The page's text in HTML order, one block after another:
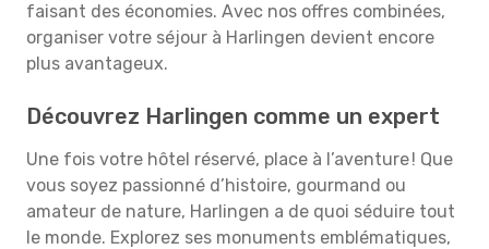
faisant des économies. Avec nos offres combinées,
organiser votre séjour à Harlingen devient encore
plus avantageux.
Découvrez Harlingen comme un expert
Une fois votre hôtel réservé, place à l’aventure ! Que
vous soyez passionné d’histoire, gourmand ou
amateur de nature, Harlingen a de quoi séduire tout
le monde. Explorez ses monuments emblématiques,